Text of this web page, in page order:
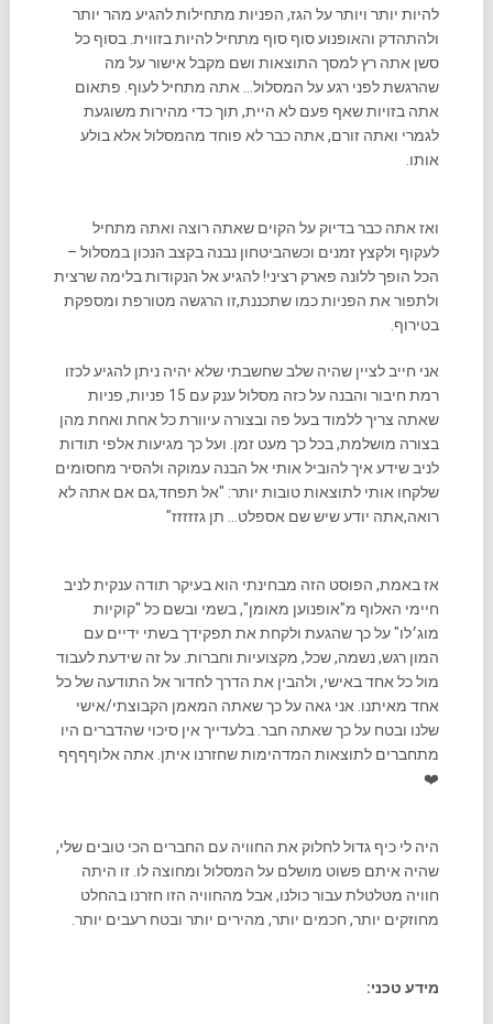
להיות יותר ויותר על הגז, הפניות מתחילות להגיע מהר יותר
ולהתהדק והאופנוע סוף סוף מתחיל להיות בזווית. בסוף כל
סשן אתה רץ למסך התוצאות ושם מקבל אישור על מה
שהרגשת לפני רגע על המסלול… אתה מתחיל לעוף. פתאום
אתה בזויות שאף פעם לא היית, תוך כדי מהירות משוגעת
לגמרי ואתה זורם, אתה כבר לא פוחד מהמסלול אלא בולע
אותו.
ואז אתה כבר בדיוק על הקוים שאתה רוצה ואתה מתחיל
לעקוף ולקצץ זמנים וכשהביטחון נבנה בקצב הנכון במסלול –
הכל הופך ללונה פארק רציני! להגיע אל הנקודות בלימה שרצית
ולתפור את הפניות כמו שתכננת,זו הרגשה מטורפת ומספקת
בטירוף.
אני חייב לציין שהיה שלב שחשבתי שלא יהיה ניתן להגיע לכזו
רמת חיבור והבנה על כזה מסלול ענק עם 15 פניות, פניות
שאתה צריך ללמוד בעל פה ובצורה עיוורת כל אחת ואחת מהן
בצורה מושלמת, בכל כך מעט זמן. ועל כך מגיעות אלפי תודות
לניב שידע איך להוביל אותי אל הבנה עמוקה ולהסיר מחסומים
שלקחו אותי לתוצאות טובות יותר: "אל תפחד,גם אם אתה לא
רואה,אתה יודע שיש שם אספלט… תן גזזזזז"
אז באמת, הפוסט הזה מבחינתי הוא בעיקר תודה ענקית לניב
חיימי האלוף מ"אופנוען מאומן", בשמי ובשם כל "קוקיות
מוג׳לו" על כך שהגעת ולקחת את תפקידך בשתי ידיים עם
המון רגש, נשמה, שכל, מקצועיות וחברות. על זה שידעת לעבוד
מול כל אחד באישי, ולהבין את הדרך לחדור אל התודעה של כל
אחד מאיתנו. אני גאה על כך שאתה המאמן הקבוצתי/אישי
שלנו ובטח על כך שאתה חבר. בלעדייך אין סיכוי שהדברים היו
מתחברים לתוצאות המדהימות שחזרנו איתן. אתה אלוףףףף
❤️
היה לי כיף גדול לחלוק את החוויה עם החברים הכי טובים שלי,
שהיה איתם פשוט מושלם על המסלול ומחוצה לו. זו היתה
חוויה מטלטלת עבור כולנו, אבל מהחוויה הזו חזרנו בהחלט
מחוזקים יותר, חכמים יותר, מהירים יותר ובטח רעבים יותר.
מידע טכני: